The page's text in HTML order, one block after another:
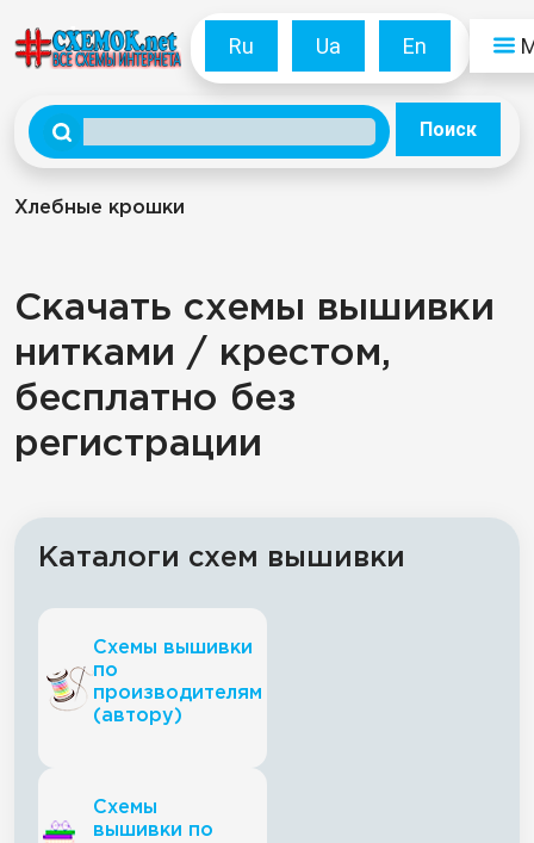
Ru Ua En
Поиск
Хлебные крошки
Скачать схемы вышивки
нитками / крестом,
бесплатно без
регистрации
Каталоги схем вышивки
Схемы вышивки
по
производителям
(автору)
Схемы
вышивки по